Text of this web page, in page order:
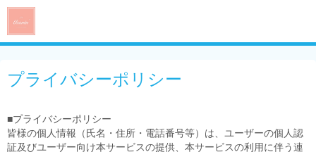
プライバシーポリシー
■プライバシーポリシー
皆様の個人情報（氏名・住所・電話番号等）は、ユーザーの個人認
証及びユーザー向け本サービスの提供、本サービスの利用に伴う連